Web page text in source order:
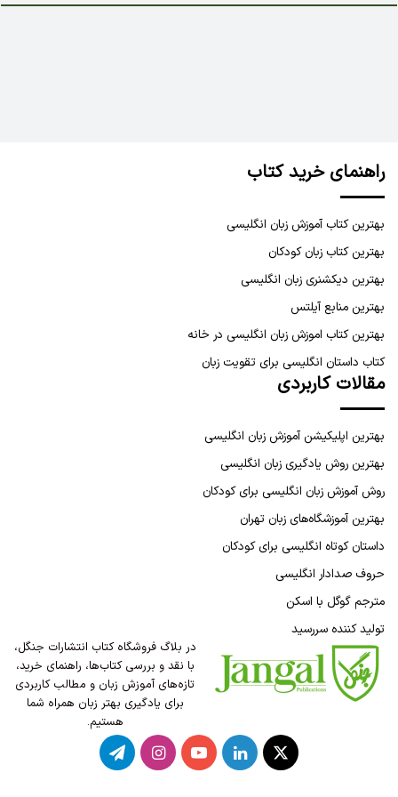
راهنمای خرید کتاب
بهترین کتاب آموزش زبان انگلیسی
بهترین کتاب زبان کودکان
بهترین دیکشنری زبان انگلیسی
بهترین منابع آیلتس
بهترین کتاب اموزش زبان انگلیسی در خانه
کتاب داستان انگلیسی برای تقویت زبان
مقالات کاربردی
بهترین اپلیکیشن آموزش زبان انگلیسی
بهترین روش یادگیری زبان انگلیسی
روش آموزش زبان انگلیسی برای کودکان
بهترین آموزشگاه‌های زبان تهران
داستان کوتاه انگلیسی برای کودکان
حروف صدادار انگلیسی
مترجم گوگل با اسکن
تولید کننده سررسید
در بلاگ فروشگاه کتاب انتشارات جنگل،
با نقد و بررسی کتاب‌ها، راهنمای خرید،
تازه‌های آموزش زبان و مطالب کاربردی
برای یادگیری بهتر زبان همراه شما
هستیم.
X لینکدینیوتیوباینستاگرامتلگرام